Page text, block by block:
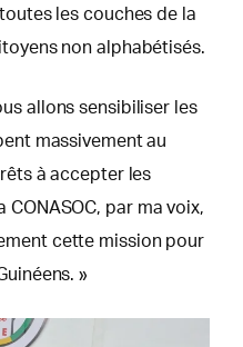
les couches de la
non alphabétisés.
allons sensibiliser les
massivement au
à accepter les
CONASOC, par ma voix,
cette mission pour
»